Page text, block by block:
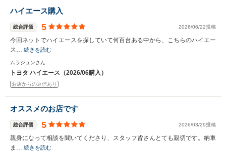
ハイエース購入
総合評価 5 2026/06/22投稿
今回ネットでハイエースを探していて何百台ある中から、こちらのハイエー
ス… 続きを読む
ムラジュンさん
トヨタ ハイエース（2026/06購入）
お店からの返信あり
オススメのお店です
総合評価 5 2026/03/29投稿
親身になって相談を聞いてくださり、スタッフ皆さんとても親切です。納車
ま… 続きを読む